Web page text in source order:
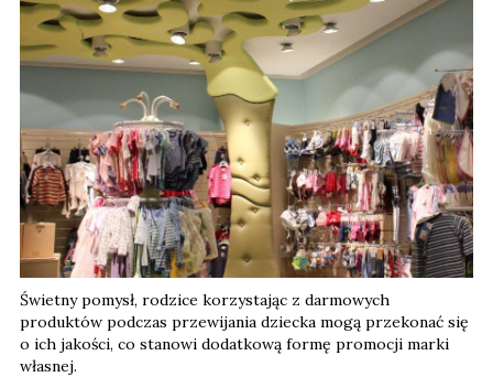
Świetny pomysł, rodzice korzystając z darmowych
produktów podczas przewijania dziecka mogą przekonać się
o ich jakości, co stanowi dodatkową formę promocji marki
własnej.